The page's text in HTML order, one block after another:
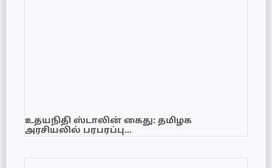
உதயநிதி ஸ்டாலின் கைது: தமிழக
அரசியலில் பரபரப்பு…